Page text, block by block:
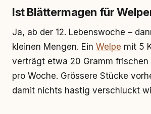
Ist Blättermagen für
Ja, ab der 12. Lebenswoche –
kleinen Mengen. Ein Welpe mit 5
verträgt etwa 20 Gramm frischen
pro Woche. Grössere Stücke
damit nichts hastig verschluckt